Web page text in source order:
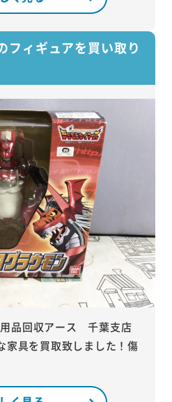
フィギュアを買い取り
品回収アース 千葉支店
具を買取致しました！傷